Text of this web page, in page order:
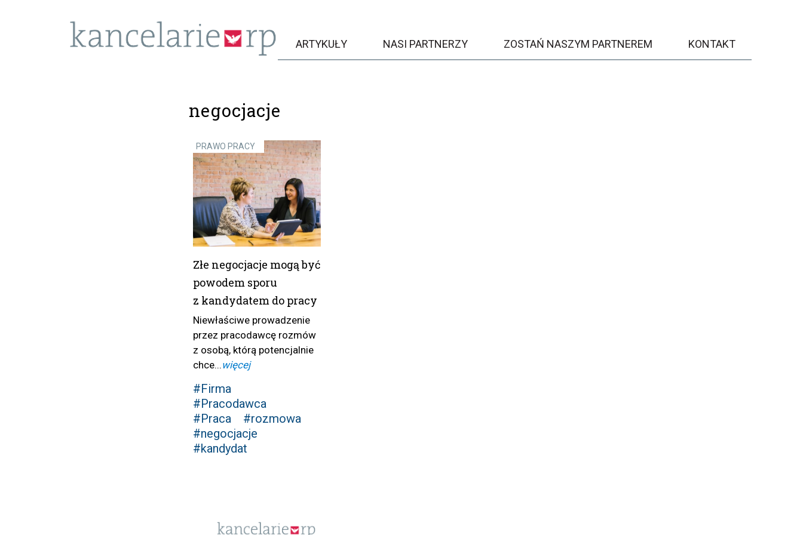
ARTYKUŁY NASI PARTNERZY ZOSTAŃ NASZYM PARTNEREM KONTAKT
negocjacje
PRAWO PRACY
Złe negocjacje mogą być
powodem sporu
z kandydatem do pracy
Niewłaściwe prowadzenie
przez pracodawcę rozmów
z osobą, którą potencjalnie
chce... więcej
#Firma
#Pracodawca
#Praca
#rozmowa
#negocjacje
#kandydat